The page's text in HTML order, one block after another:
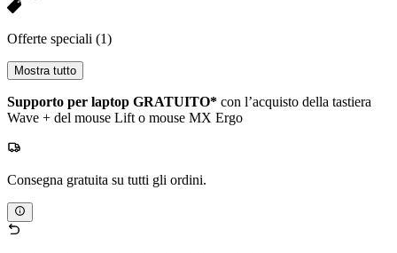
Offerte speciali (1)
Mostra tutto
Supporto per laptop GRATUITO* con l’acquisto della tastiera
Wave + del mouse Lift o mouse MX Ergo
Consegna gratuita su tutti gli ordini.